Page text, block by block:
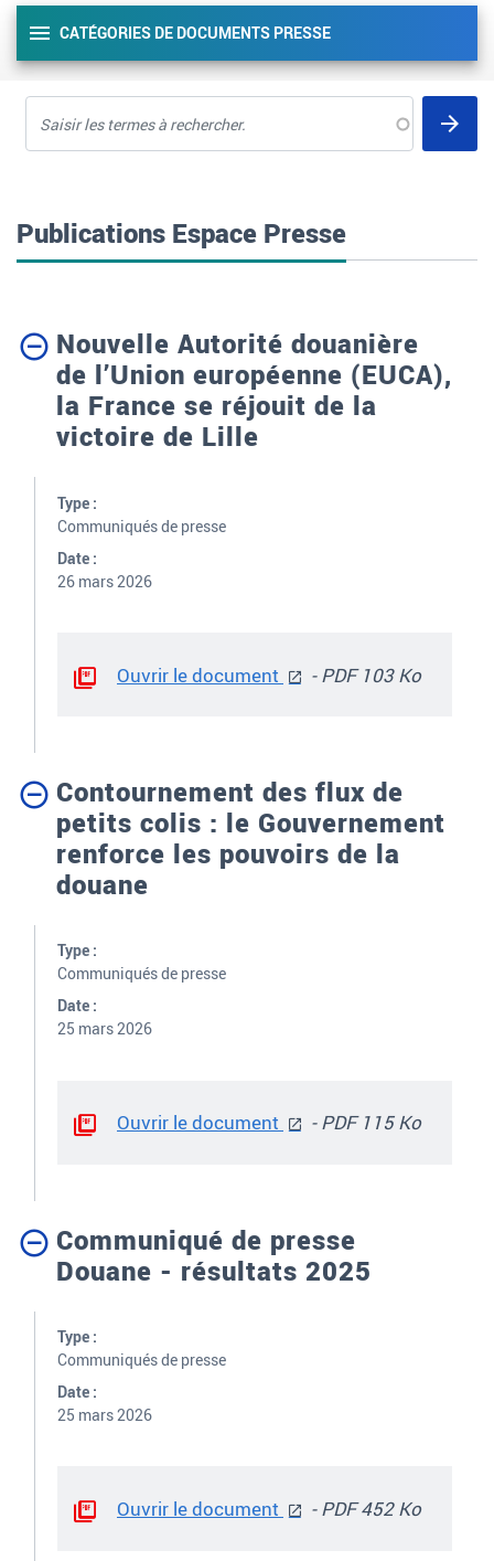
CATÉGORIES DE DOCUMENTS PRESSE
en
Publications Espace Presse
Nouvelle Autorité douanière
de l’Union européenne (EUCA),
la France se réjouit de la
victoire de Lille
Type :
Communiqués de presse
Date :
26 mars 2026
Ouvrir le document - PDF 103 Ko
Contournement des flux de
petits colis : le Gouvernement
renforce les pouvoirs de la
douane
Type :
Communiqués de presse
Date :
25 mars 2026
Ouvrir le document - PDF 115 Ko
Communiqué de presse
Douane - résultats 2025
Type :
Communiqués de presse
Date :
25 mars 2026
Ouvrir le document - PDF 452 Ko